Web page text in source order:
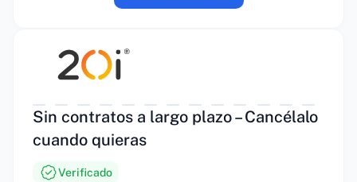
Sin contratos a largo plazo – Cancélalo
cuando quieras
Verificado